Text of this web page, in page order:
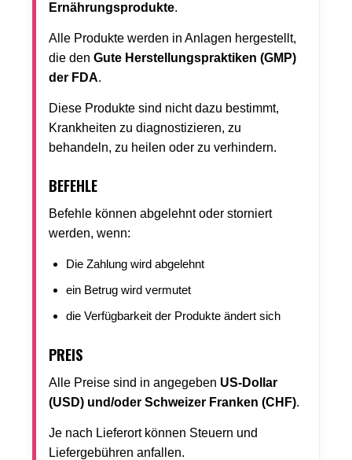
Ernährungsprodukte.
Alle Produkte werden in Anlagen hergestellt,
die den Gute Herstellungspraktiken (GMP)
der FDA.
Diese Produkte sind nicht dazu bestimmt,
Krankheiten zu diagnostizieren, zu
behandeln, zu heilen oder zu verhindern.
BEFEHLE
Befehle können abgelehnt oder storniert
werden, wenn:
Die Zahlung wird abgelehnt
ein Betrug wird vermutet
die Verfügbarkeit der Produkte ändert sich
PREIS
Alle Preise sind in angegeben US-Dollar
(USD) und/oder Schweizer Franken (CHF).
Je nach Lieferort können Steuern und
Liefergebühren anfallen.